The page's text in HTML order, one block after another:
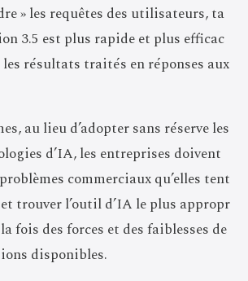
» les requêtes des utilisateurs, ta
3.5 est plus rapide et plus efficac
résultats traités en réponses aux
au lieu d’adopter sans réserve les
d’IA, les entreprises doivent
commerciaux qu’elles tent
trouver l’outil d’IA le plus appropr
fois des forces et des faiblesses de
disponibles.